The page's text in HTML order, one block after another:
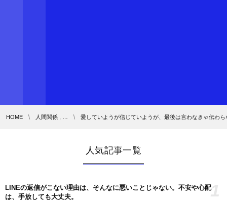
HOME 人間関係 , … 愛していようが信じていようが、最後は言わなきゃ伝わ
人気記事一覧
LINEの返信がこない理由は、そんなに悪いことじゃない。不安や心配
は、手放しても大丈夫。
1